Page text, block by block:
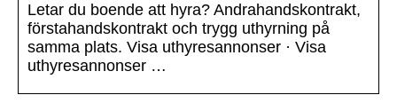
Letar du boende att hyra? Andrahandskontrakt,
förstahandskontrakt och trygg uthyrning på
samma plats. Visa uthyresannonser · Visa
uthyresannonser …